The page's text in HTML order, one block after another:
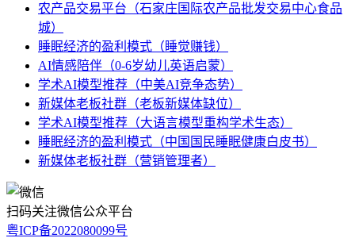
农产品交易平台（石家庄国际农产品批发交易中心食品
城）
睡眠经济的盈利模式（睡觉赚钱）
AI情感陪伴（0-6岁幼儿英语启蒙）
学术AI模型推荐（中美AI竞争态势）
新媒体老板社群（老板新媒体缺位）
学术AI模型推荐（大语言模型重构学术生态）
睡眠经济的盈利模式（中国国民睡眠健康白皮书）
新媒体老板社群（营销管理者）
扫码关注微信公众平台
粤ICP备2022080099号